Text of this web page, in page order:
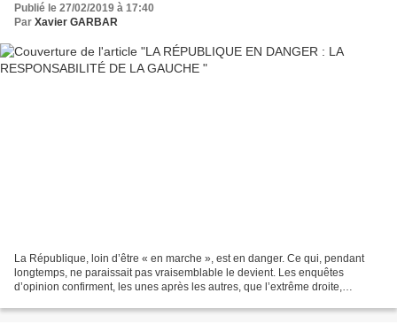
Publié le 27/02/2019 à 17:40
Par Xavier GARBAR
La République, loin d’être « en marche », est en danger. Ce qui, pendant
longtemps, ne paraissait pas vraisemblable le devient. Les enquêtes
d’opinion confirment, les unes après les autres, que l’extrême droite,